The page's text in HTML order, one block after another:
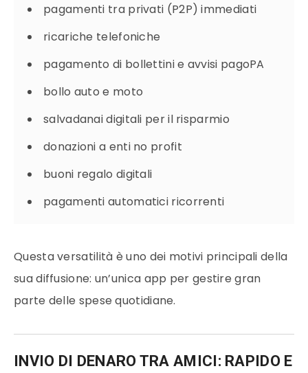
pagamenti tra privati (P2P) immediati
ricariche telefoniche
pagamento di bollettini e avvisi pagoPA
bollo auto e moto
salvadanai digitali per il risparmio
donazioni a enti no profit
buoni regalo digitali
pagamenti automatici ricorrenti
Questa versatilità è uno dei motivi principali della
sua diffusione: un’unica app per gestire gran
parte delle spese quotidiane.
INVIO DI DENARO TRA AMICI: RAPIDO E